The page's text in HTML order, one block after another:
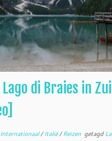
di Braies in
Internationaal/Italië/Reizen getagd